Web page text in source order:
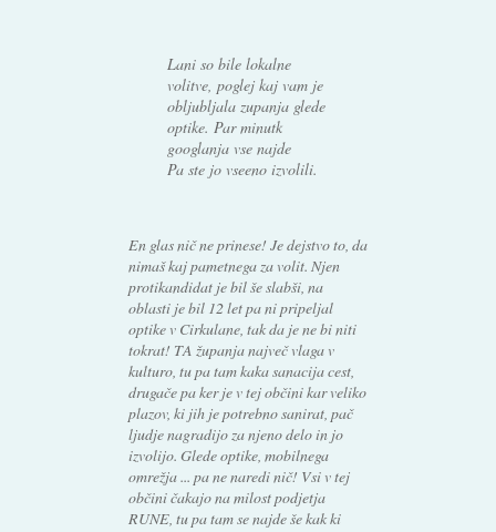
Lani so bile lokalne
volitve, poglej kaj vam je
obljubljala zupanja glede
optike. Par minutk
googlanja vse najde
Pa ste jo vseeno izvolili.
En glas nič ne prinese! Je dejstvo to, da
nimaš kaj pametnega za volit. Njen
protikandidat je bil še slabši, na
oblasti je bil 12 let pa ni pripeljal
optike v Cirkulane, tak da je ne bi niti
tokrat! TA županja največ vlaga v
kulturo, tu pa tam kaka sanacija cest,
drugače pa ker je v tej občini kar veliko
plazov, ki jih je potrebno sanirat, pač
ljudje nagradijo za njeno delo in jo
izvolijo. Glede optike, mobilnega
omrežja ... pa ne naredi nič! Vsi v tej
občini čakajo na milost podjetja
RUNE, tu pa tam se najde še kak ki